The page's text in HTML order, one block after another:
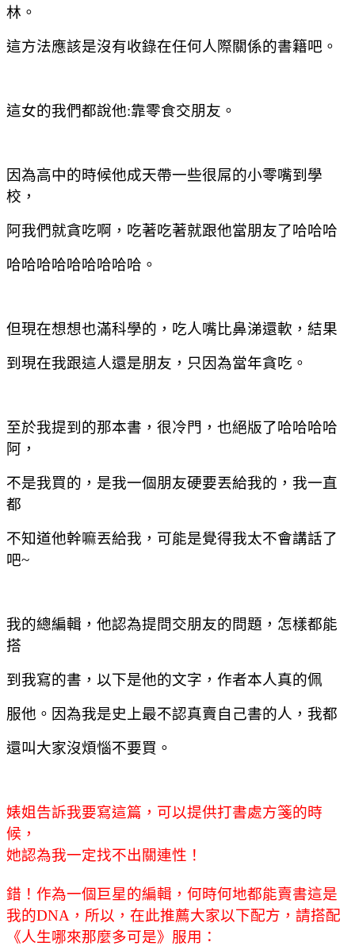
林。
這方法應該是沒有收錄在任何人際關係的書籍吧。
這女的我們都說他:靠零食交朋友。
因為高中的時候他成天帶一些很屌的小零嘴到學
校，
阿我們就貪吃啊，吃著吃著就跟他當朋友了哈哈哈
哈哈哈哈哈哈哈哈哈。
但現在想想也滿科學的，吃人嘴比鼻涕還軟，結果
到現在我跟這人還是朋友，只因為當年貪吃。
至於我提到的那本書，很冷門，也絕版了哈哈哈哈
阿，
不是我買的，是我一個朋友硬要丟給我的，我一直
都
不知道他幹嘛丟給我，可能是覺得我太不會講話了
吧~
我的總編輯，他認為提問交朋友的問題，怎樣都能
搭
到我寫的書，以下是他的文字，作者本人真的佩
服他。因為我是史上最不認真賣自己書的人，我都
還叫大家沒煩惱不要買。
婊姐告訴我要寫這篇，可以提供打書處方箋的時
候，
她認為我一定找不出關連性！
錯！作為一個巨星的編輯，何時何地都能賣書這是
我的DNA，所以，在此推薦大家以下配方，請搭配
《人生哪來那麼多可是》服用：